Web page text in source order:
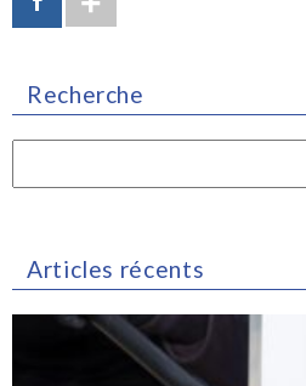
Recherche
Articles récents